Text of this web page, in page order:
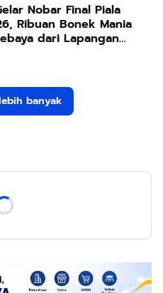
Nobar Final Piala
Ribuan Bonek Mania
dari Lapangan
banyak